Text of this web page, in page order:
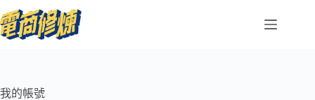
我的帳號